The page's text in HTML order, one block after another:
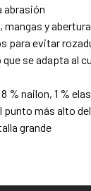
abrasión
mangas y
para evitar
se adapta al
% nailon, 1 %
punto más alto
grande